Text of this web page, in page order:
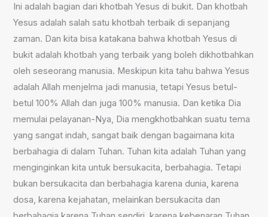
Ini adalah bagian dari khotbah Yesus di bukit. Dan khotbah
Yesus adalah salah satu khotbah terbaik di sepanjang
zaman. Dan kita bisa katakana bahwa khotbah Yesus di
bukit adalah khotbah yang terbaik yang boleh dikhotbahkan
oleh seseorang manusia. Meskipun kita tahu bahwa Yesus
adalah Allah menjelma jadi manusia, tetapi Yesus betul-
betul 100% Allah dan juga 100% manusia. Dan ketika Dia
memulai pelayanan-Nya, Dia mengkhotbahkan suatu tema
yang sangat indah, sangat baik dengan bagaimana kita
berbahagia di dalam Tuhan. Tuhan kita adalah Tuhan yang
menginginkan kita untuk bersukacita, berbahagia. Tetapi
bukan bersukacita dan berbahagia karena dunia, karena
dosa, karena kejahatan, melainkan bersukacita dan